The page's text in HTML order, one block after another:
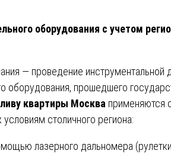
оборудования с учетом
— проведение инструментальной
оборудования, прошедшего
квартиры Москва применяются
столичного региона:
лазерного дальномера